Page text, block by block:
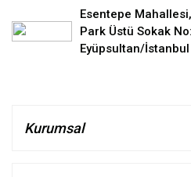
Esentepe
Park Üstü Sokak
Eyüpsultan/İstanbul
Kurumsal